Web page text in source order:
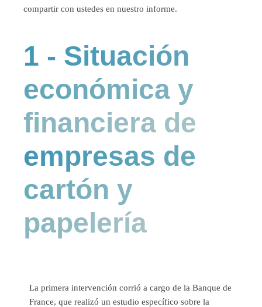
compartir con ustedes en nuestro informe.
1 - Situación
económica y
financiera de
empresas de
cartón y
papelería
La primera intervención corrió a cargo de la Banque de
France, que realizó un estudio específico sobre la